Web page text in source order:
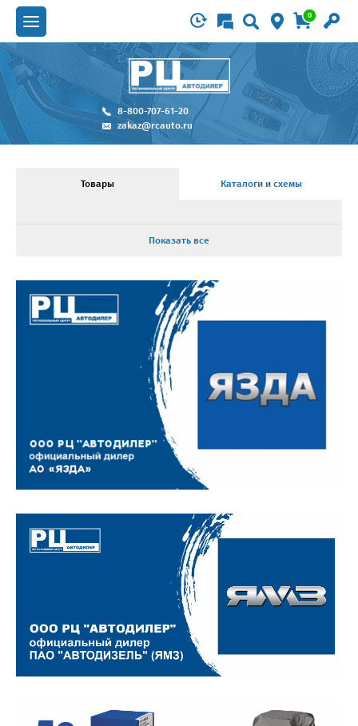
0
8-800-707-61-20
zakaz@rcauto.ru
Товары Каталоги и схемы
Показать все